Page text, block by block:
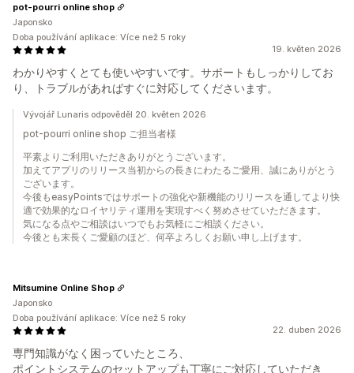
19. květen 2026
わかりやすくとても使いやすいです。サポートもしっかりしてお
り、トラブルがあればすぐに対応してくださいます。
pot-pourri online shop
Japonsko
Doba používání aplikace: Více než 5 roky
Vývojář Lunaris odpověděl 20. květen 2026
pot-pourri online shop ご担当者様
平素よりご利用いただきありがとうございます。
加えてアプリのリリース当初からの長きにわたるご愛用、誠にありがとう
ございます。
今後もeasyPointsではサポートの強化や新機能のリリースを通してより快
適で効果的なロイヤリティ運用を実現すべく努めさせていただきます。
気になる点やご相談はいつでもお気軽にご相談ください。
今後とも末長くご愛顧のほど、何卒よろしくお願い申し上げます。
22. duben 2026
専門知識がなく困っていたところ、
ポイントシステムのセットアップも丁寧にご対応していただき
Mitsumine Online Shop
Japonsko
Doba používání aplikace: Více než 5 roky